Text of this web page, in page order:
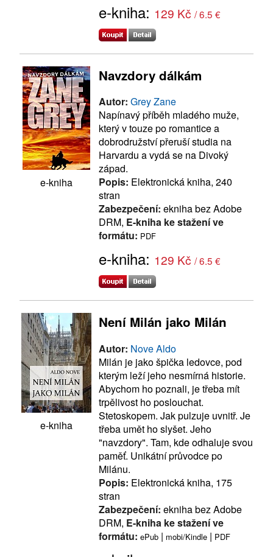
e-kniha: 129 Kč / 6.5 €
e-kniha
Navzdory dálkám
Autor: Grey Zane
Napínavý příběh mladého muže,
který v touze po romantice a
dobrodružství přeruší studia na
Harvardu a vydá se na Divoký
západ.
Popis: Elektronická kniha, 240
stran
Zabezpečení: ekniha bez Adobe
DRM, E-kniha ke stažení ve
formátu: PDF
e-kniha: 129 Kč / 6.5 €
e-kniha
Není Milán jako Milán
Autor: Nove Aldo
Milán je jako špička ledovce, pod
kterým leží jeho nesmírná historie.
Abychom ho poznali, je třeba mít
trpělivost ho poslouchat.
Stetoskopem. Jak pulzuje uvnitř. Je
třeba umět ho slyšet. Jeho
"navzdory". Tam, kde odhaluje svou
paměť. Unikátní průvodce po
Milánu.
Popis: Elektronická kniha, 175
stran
Zabezpečení: ekniha bez Adobe
DRM, E-kniha ke stažení ve
formátu: ePub | mobi/Kindle | PDF